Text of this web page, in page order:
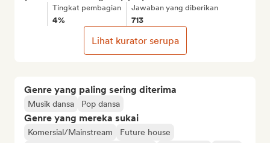
Genre yang paling sering diterima
Musik dansa Pop dansa
Genre yang mereka sukai
Komersial/Mainstream
Future house
Tingkat pembagian
4%
Jawaban yang diberikan
713
Lihat kurator serupa